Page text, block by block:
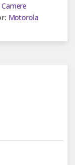
Camere
Motorola